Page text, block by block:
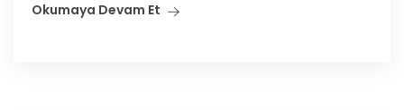
Okumaya Devam Et